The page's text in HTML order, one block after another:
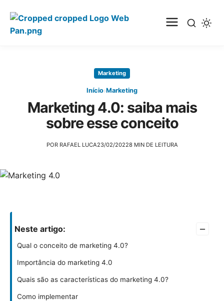
principal
Marketing
Início›Marketing
Marketing 4.0: saiba mais
sobre esse conceito
POR RAFAEL LUCA23/02/20228 MIN DE LEITURA
Neste artigo: –
Qual o conceito de marketing 4.0?
Importância do marketing 4.0
Quais são as características do marketing 4.0?
Como implementar